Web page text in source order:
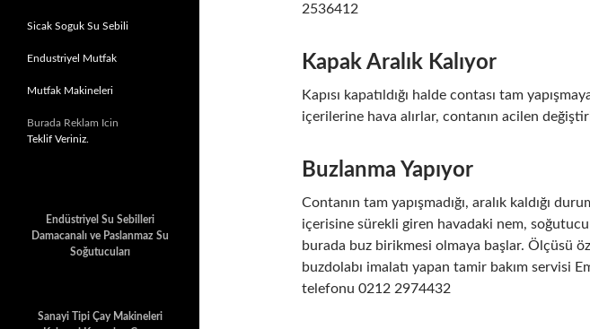
2536412
Kapak Aralık Kalıyor
Kapısı kapatıldığı halde contası tam
içerilerine hava alırlar, contanın acilen
Buzlanma Yapıyor
Contanın tam yapışmadığı, aralık kaldığı
içerisine sürekli giren havadaki nem,
burada buz birikmesi olmaya başlar. Ölçüsü
buzdolabı imalatı yapan tamir bakım servisi
telefonu 0212 2974432
Sicak Soguk Su Sebili
Endustriyel Mutfak
Mutfak Makineleri
Burada Reklam Icin
Teklif Veriniz.
Endüstriyel Su Sebilleri
Damacanalı ve Paslanmaz Su
Soğutucuları
Sanayi Tipi Çay Makineleri